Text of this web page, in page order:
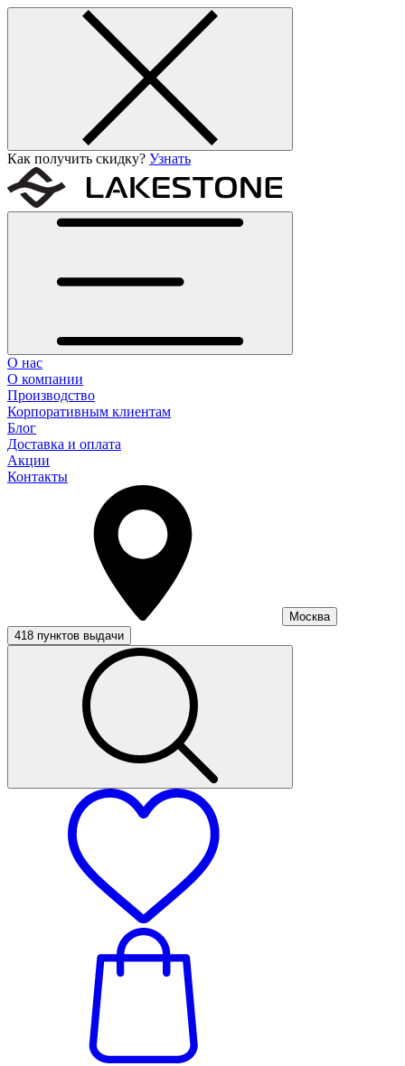
Как получить скидку? Узнать
О нас
О компании
Производство
Корпоративным клиентам
Блог
Доставка и оплата
Акции
Контакты
Москва
418 пунктов выдачи